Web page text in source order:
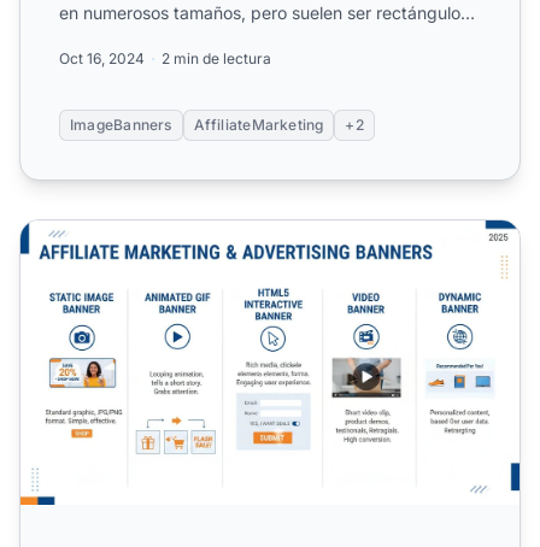
en numerosos tamaños, pero suelen ser rectángulos
Oct 16, 2024 2 min de lectura
ImageBanners AffiliateMarketing +2
¿Cuáles son los diferentes tipos de banners?